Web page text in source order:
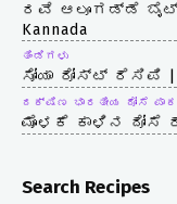
ರವೆ ಆಲೂಗಡ್ಡೆ
Kannada
ತಿಂಡಿಗಳು
ಸೋಯಾ ರೋಸ್ಟ್ ರೆಸಿಪಿ |
ದಕ್ಷಿಣ ಭಾರತೀಯ ದೋಸೆ
ಮೊಳಕೆ ಕಾಳಿನ ದೋಸೆ
Search Recipes